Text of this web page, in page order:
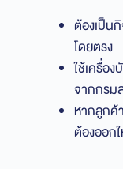
ต้องเป็น
โดยตรง
ใช้เครื่อ
จากกรม
หากลูกค้
ต้องออก